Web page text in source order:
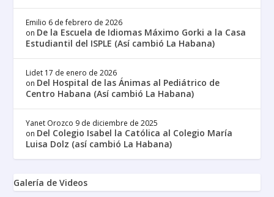
Emilio 6 de febrero de 2026
on De la Escuela de Idiomas Máximo Gorki a la Casa
Estudiantil del ISPLE (Así cambió La Habana)
Lidet 17 de enero de 2026
on Del Hospital de las Ánimas al Pediátrico de
Centro Habana (Así cambió La Habana)
Yanet Orozco 9 de diciembre de 2025
on Del Colegio Isabel la Católica al Colegio María
Luisa Dolz (así cambió La Habana)
Galería de Videos